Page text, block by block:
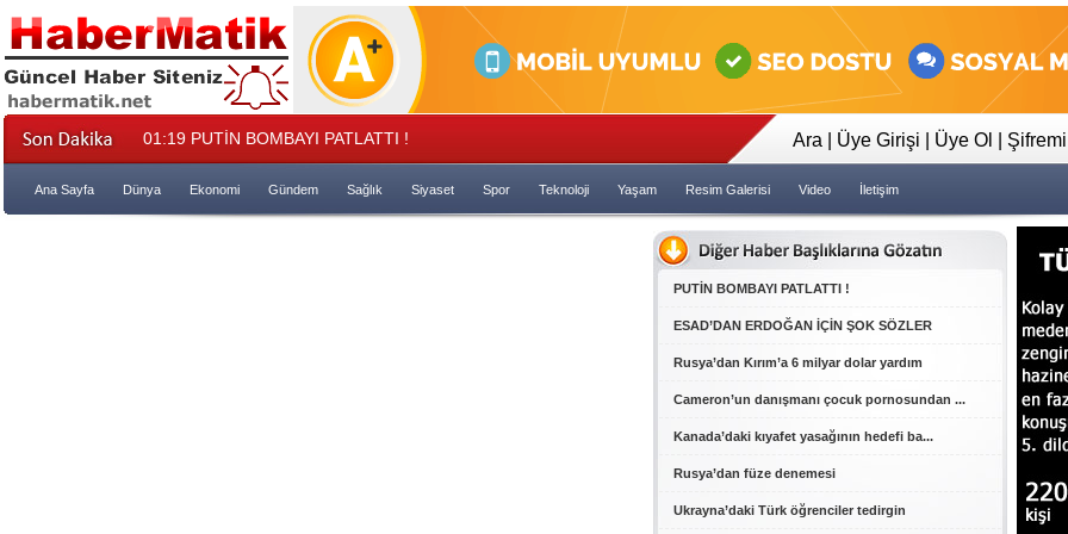
01:19 PUTİN BOMBAYI PATLATTI ! 23:35 Tapeler İncelensin Dedi Dava
Ara Üye Girişi Üye Ol
Ana Sayfa Dünya Ekonomi Gündem Sağlık Siyaset Spor Teknoloji Yaşam Resim Galerisi Video İletişim
PUTİN BOMBAYI PATLATTI !
ESAD’DAN ERDOĞAN İÇİN ŞOK SÖZLER
Rusya’dan Kırım’a 6 milyar dolar yardım
Cameron’un danışmanı çocuk pornosundan ...
Kanada’daki kıyafet yasağının hedefi ba...
Rusya’dan füze denemesi
Ukrayna’daki Türk öğrenciler tedirgin